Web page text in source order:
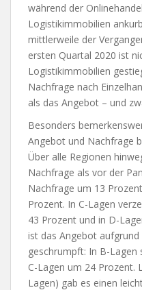
während der
Logistikimmobilien
mittlerweile der
ersten Quartal 2020 ist
Logistikimmobilien
Nachfrage nach
als das Angebot – und
Besonders
Angebot und Nachfrage
Über alle Regionen
Nachfrage als vor der
Nachfrage um 13
Prozent. In C-Lagen
43 Prozent und in D-
ist das Angebot
geschrumpft: In B-Lagen
C-Lagen um 24 Prozent.
Lagen) gab es einen